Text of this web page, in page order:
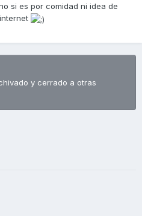
si es por comidad ni idea de
y cerrado a otras